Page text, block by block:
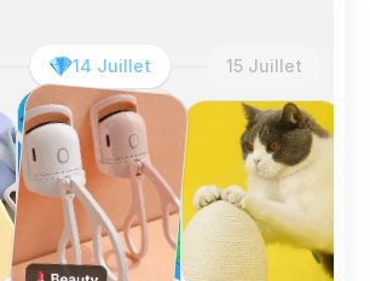
14 Juillet 15 Juillet